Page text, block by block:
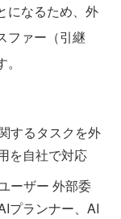
になるため、外
ファー（引継
するタスクを外
を自社で対応
ーザー 外部委
プランナー、AI